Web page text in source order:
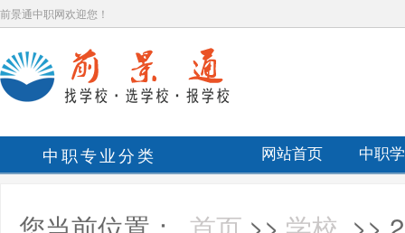
前景通中职网欢迎您！
中职专业分类 网站首页 中职